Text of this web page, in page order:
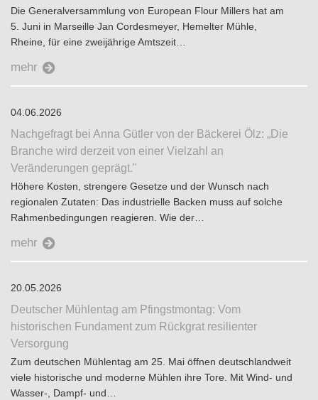
Die Generalversammlung von European Flour Millers hat am
5. Juni in Marseille Jan Cordesmeyer, Hemelter Mühle,
Rheine, für eine zweijährige Amtszeit…
mehr
04.06.2026
Nachgefragt bei Anna Gütler von der Bäckerei Ölz: „Die
Branche wird derzeit von einer Vielzahl an
Veränderungen geprägt."
Höhere Kosten, strengere Gesetze und der Wunsch nach
regionalen Zutaten: Das industrielle Backen muss auf solche
Rahmenbedingungen reagieren. Wie der…
mehr
20.05.2026
Deutscher Mühlentag am Pfingstmontag: Vom
historischen Fundament zum Rückgrat resilienter
Versorgung
Zum deutschen Mühlentag am 25. Mai öffnen deutschlandweit
viele historische und moderne Mühlen ihre Tore. Mit Wind- und
Wasser-, Dampf- und…